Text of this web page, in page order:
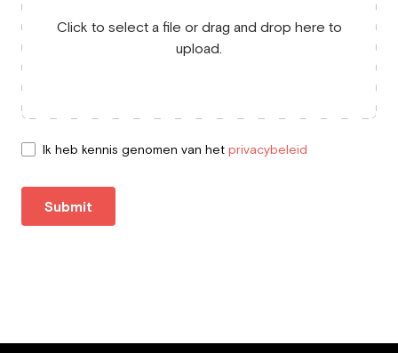
Click to select a file or drag and drop here to
upload.
Ik heb kennis genomen van het privacybeleid
Submit